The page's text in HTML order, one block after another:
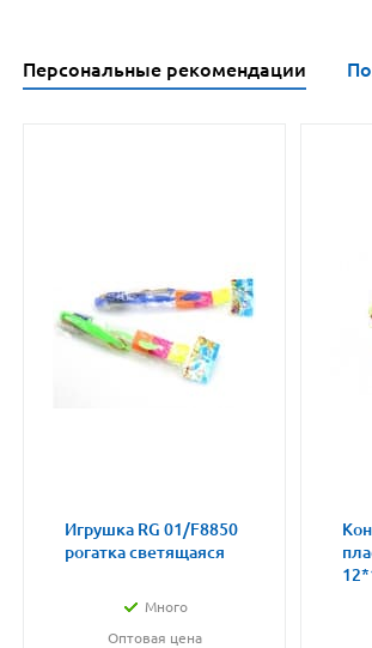
Персональные рекомендации
Игрушка RG 01/F8850
рогатка светящаяся
Много
Оптовая цена